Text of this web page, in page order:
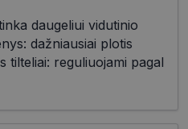
daugeliui vidutinio
dažniausiai plotis
tilteliai: reguliuojami pagal